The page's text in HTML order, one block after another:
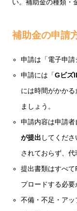
い。補助金の種類・
補助金の申請
申請は「電子申請
申請には「Gビズ
には時間がかか
ましょう。
申請内容は申請
が提出 してくだ
されておらず、代
提出書類はすべ
プロードする必要
不備・不足・ア